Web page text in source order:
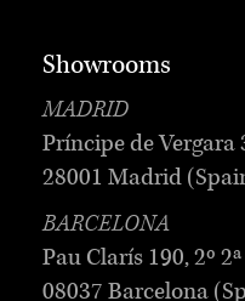
Showrooms
MADRID
Príncipe de Vergara
28001 Madrid
BARCELONA
Pau Clarís 190, 2º 2ª
08037 Barcelona